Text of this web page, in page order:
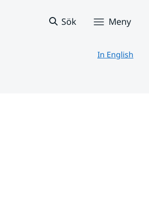
Sök Meny
In English